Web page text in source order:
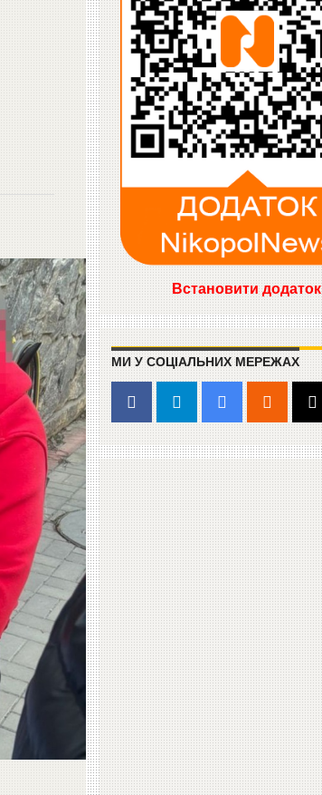
Встановити додаток
МИ У СОЦІАЛЬНИХ МЕРЕЖАХ